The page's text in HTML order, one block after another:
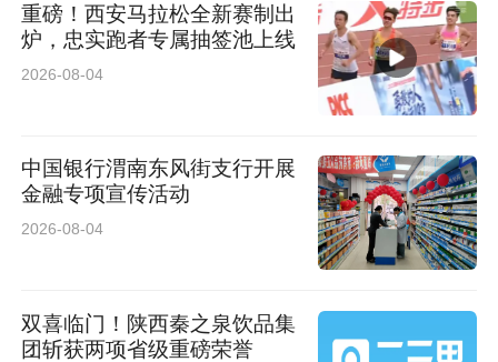
重磅！西安马拉松全新赛制出
炉，忠实跑者专属抽签池上线
2026-08-04
中国银行渭南东风街支行开展
金融专项宣传活动
2026-08-04
双喜临门！陕西秦之泉饮品集
团斩获两项省级重磅荣誉